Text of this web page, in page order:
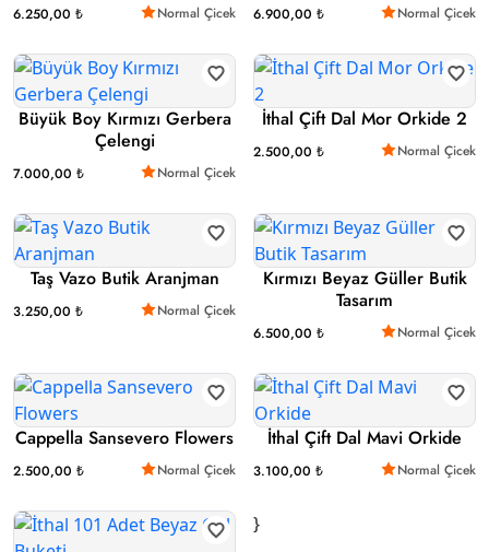
6.250,00 ₺ Normal Çicek 6.900,00 ₺ Normal Çicek
Büyük Boy Kırmızı Gerbera
Çelengi
7.000,00 ₺ Normal Çicek
İthal Çift Dal Mor Orkide 2
2.500,00 ₺ Normal Çicek
Taş Vazo Butik Aranjman
3.250,00 ₺ Normal Çicek
Kırmızı Beyaz Güller Butik
Tasarım
6.500,00 ₺ Normal Çicek
Cappella Sansevero Flowers
2.500,00 ₺ Normal Çicek
İthal Çift Dal Mavi Orkide
3.100,00 ₺ Normal Çicek
}